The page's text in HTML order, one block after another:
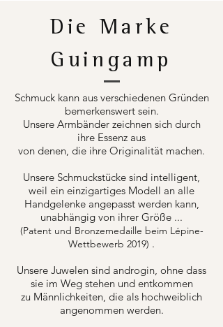
Die Marke
Guingamp
Schmuck kann aus verschiedenen Gründen
bemerkenswert sein.
Unsere Armbänder zeichnen sich durch
ihre Essenz aus
von denen, die ihre Originalität machen.
Unsere Schmuckstücke sind intelligent,
weil ein einzigartiges Modell an alle
Handgelenke angepasst werden kann,
unabhängig von ihrer Größe ...
(Patent und Bronzemedaille beim Lépine-
Wettbewerb 2019) .
Unsere Juwelen sind androgin, ohne dass
sie im Weg stehen und entkommen
zu Männlichkeiten, die als hochweiblich
angenommen werden.